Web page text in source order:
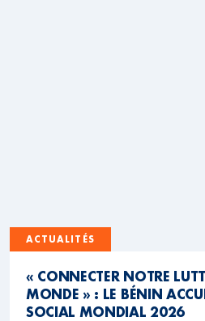
ACTUALITÉS
« CONNECTER NOTRE
MONDE » : LE BÉNIN
SOCIAL MONDIAL 2026